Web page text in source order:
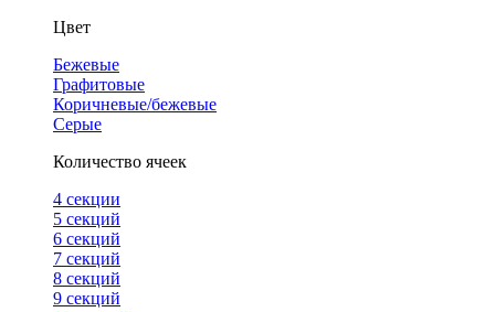
Цвет
Бежевые
Графитовые
Коричневые/бежевые
Серые
Количество ячеек
4 cекции
5 секций
6 секций
7 секций
8 секций
9 секций